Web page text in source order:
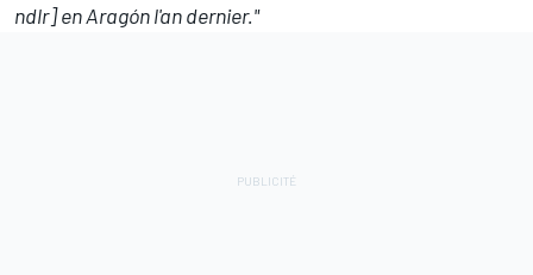
ndlr] en Aragón l'an dernier."